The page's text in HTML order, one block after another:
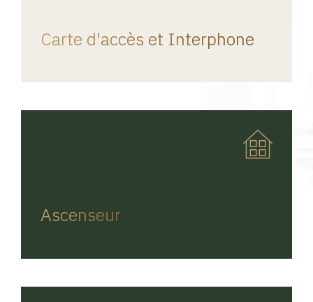
Carte d'accès et Interphone
Ascenseur